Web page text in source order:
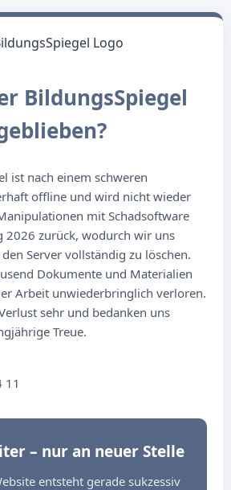
BildungsSpiegel
ist nach einem schweren
offline und wird nicht wieder
mit Schadsoftware
2026 zurück, wodurch wir uns
Server vollständig zu löschen.
Dokumente und Materialien
Arbeit unwiederbringlich verloren.
sehr und bedanken uns
Treue.
11
– nur an neuer Stelle
entsteht gerade sukzessiv